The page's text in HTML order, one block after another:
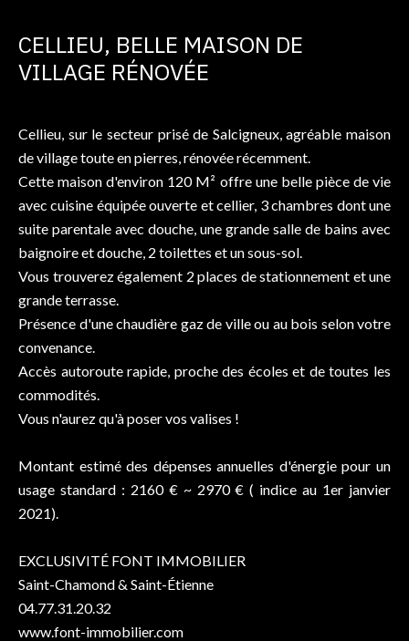
CELLIEU, BELLE MAISON DE
VILLAGE RÉNOVÉE
Cellieu, sur le secteur prisé de Salcigneux, agréable maison
de village toute en pierres, rénovée récemment.
Cette maison d'environ 120 M² offre une belle pièce de vie
avec cuisine équipée ouverte et cellier, 3 chambres dont une
suite parentale avec douche, une grande salle de bains avec
baignoire et douche, 2 toilettes et un sous-sol.
Vous trouverez également 2 places de stationnement et une
grande terrasse.
Présence d'une chaudière gaz de ville ou au bois selon votre
convenance.
Accès autoroute rapide, proche des écoles et de toutes les
commodités.
Vous n'aurez qu'à poser vos valises !
Montant estimé des dépenses annuelles d'énergie pour un
usage standard : 2160 € ~ 2970 € ( indice au 1er janvier
2021).
EXCLUSIVITÉ FONT IMMOBILIER
Saint-Chamond & Saint-Étienne
04.77.31.20.32
www.font-immobilier.com